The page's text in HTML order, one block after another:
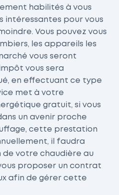
habilités à vous
intéressantes pour vous
Vous pouvez vous
les appareils les
vous seront
vous sera
en effectuant ce type
met à votre
gratuit, si vous
un avenir proche
cette prestation
il faudra
votre chaudière au
proposer un contrat
afin de gérer cette